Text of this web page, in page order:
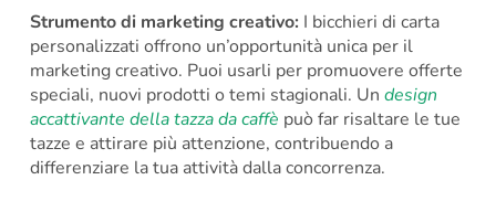
Strumento di marketing creativo: I bicchieri di carta
personalizzati offrono un’opportunità unica per il
marketing creativo. Puoi usarli per promuovere offerte
speciali, nuovi prodotti o temi stagionali. Un design
accattivante della tazza da caffè può far risaltare le tue
tazze e attirare più attenzione, contribuendo a
differenziare la tua attività dalla concorrenza.